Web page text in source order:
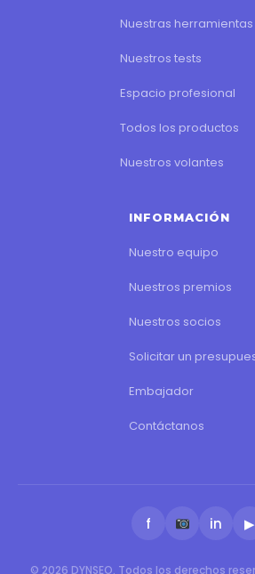
Nuestras herramientas
Nuestros tests
Espacio profesional
Todos los productos
Nuestros volantes
INFORMACIÓN
Nuestro equipo
Nuestros premios
Nuestros socios
Solicitar un
Embajador
Contáctanos
f in ▶
© 2026 DYNSEO. Todos los derechos